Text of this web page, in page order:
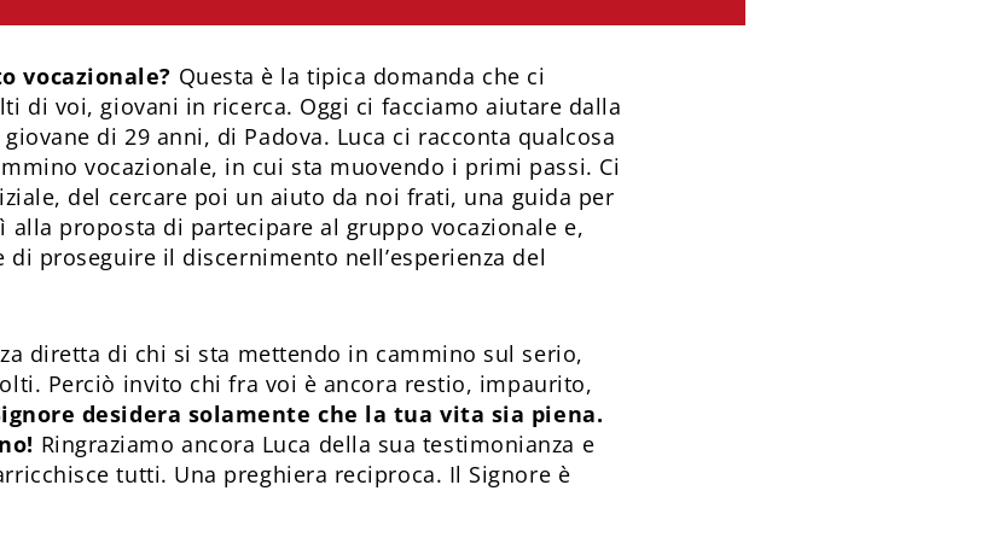
vocazionale? Questa è la tipica domanda che ci
di voi, giovani in ricerca. Oggi ci facciamo aiutare dalla
di 29 anni, di Padova. Luca ci racconta qualcosa
vocazionale, in cui sta muovendo i primi passi. Ci
del cercare poi un aiuto da noi frati, una guida per
alla proposta di partecipare al gruppo vocazionale e,
proseguire il discernimento nell’esperienza del
diretta di chi si sta mettendo in cammino sul serio,
Perciò invito chi fra voi è ancora restio, impaurito,
desidera solamente che la tua vita sia piena.
Ringraziamo ancora Luca della sua testimonianza e
tutti. Una preghiera reciproca. Il Signore è